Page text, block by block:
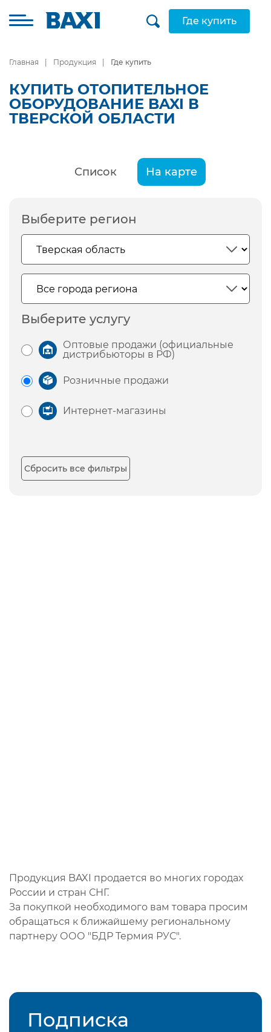
Где купить
Главная Продукция Где купить
КУПИТЬ ОТОПИТЕЛЬНОЕ
ОБОРУДОВАНИЕ BAXI В
ТВЕРСКОЙ ОБЛАСТИ
Список На карте
Выберите регион
Выберите услугу
Оптовые продажи (официальные
дистрибьюторы в РФ)
Розничные продажи
Интернет-магазины
Сбросить все фильтры
Продукция BAXI продается во многих городах
России и стран СНГ.
За покупкой необходимого вам товара просим
обращаться к ближайшему региональному
партнеру ООО "БДР Термия РУС".
Подписка